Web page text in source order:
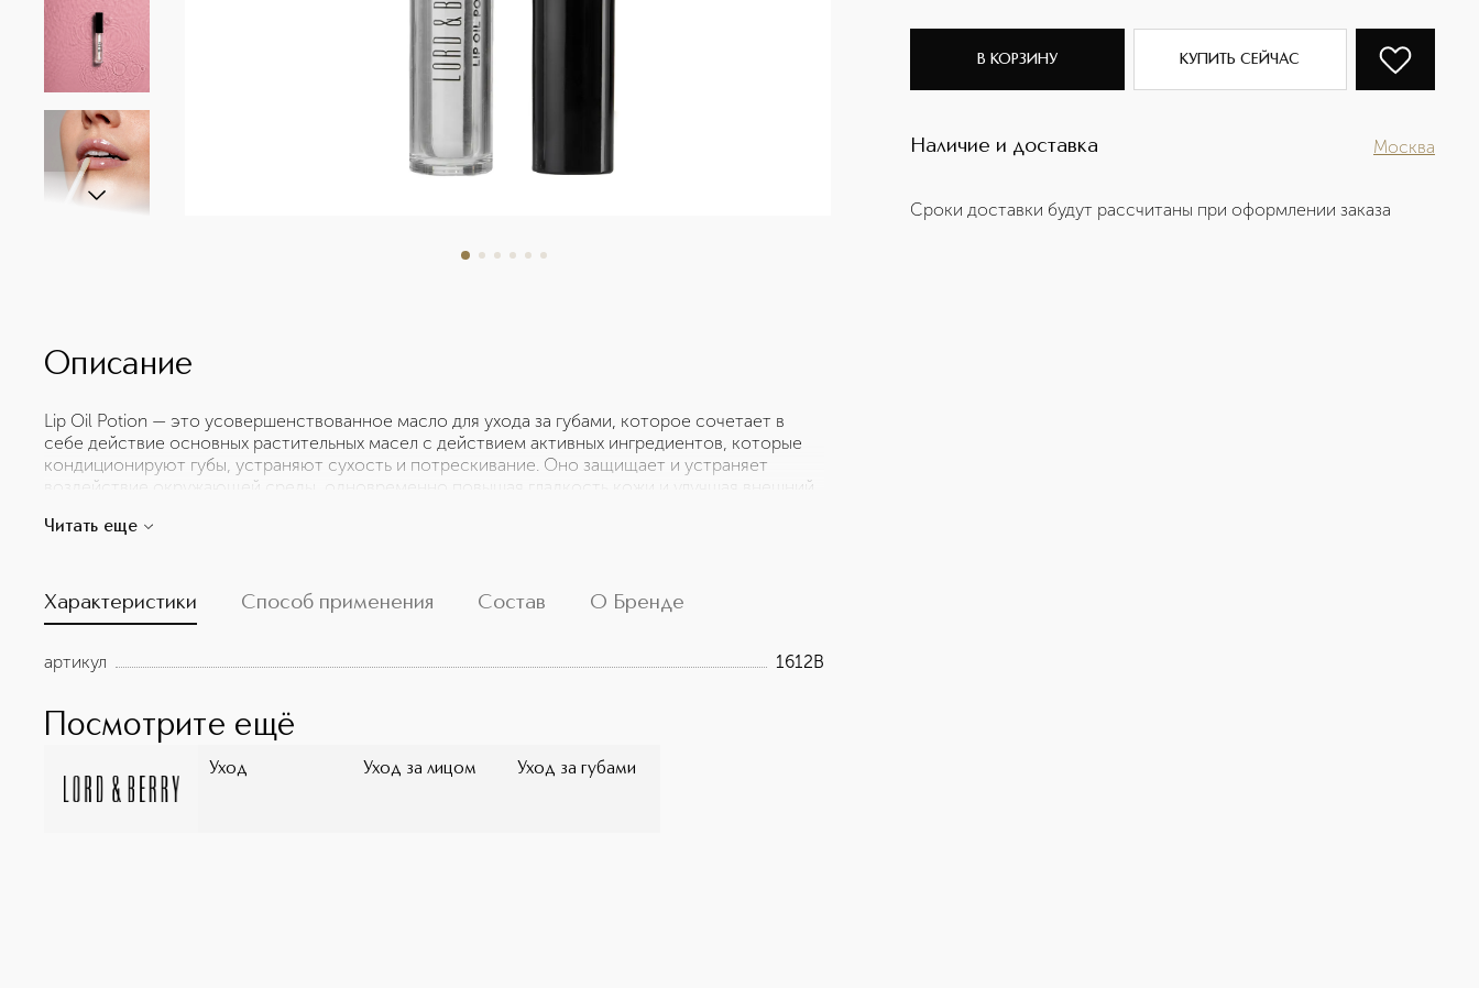
В КОРЗИНУ КУПИТЬ СЕЙЧАС
Наличие и доставка Москва
Сроки доставки будут рассчитаны при оформлении заказа
Описание
Lip Oil Potion — это усовершенствованное масло для ухода за губами, которое сочетает в
себе действие основных растительных масел с действием активных ингредиентов, которые
кондиционируют губы, устраняют сухость и потрескивание. Оно защищает и устраняет
воздействие окружающей среды, одновременно повышая гладкость кожи и улучшая внешний
питает, защищает, смягчает и оживляет губы. Lip Oil Potion — это настоящее
Читать еще
Характеристики Способ применения Состав О Бренде
артикул 1612B
Посмотрите ещё
Уход Уход за лицом Уход за губами